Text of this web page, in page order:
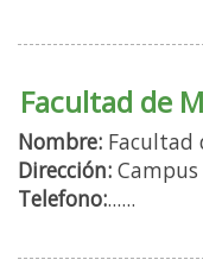
Facultad de
Nombre: Facultad
Dirección: Campus
Telefono:......